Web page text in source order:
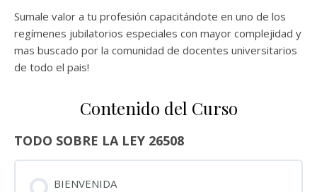
Sumale valor a tu profesión capacitándote en uno de los
regímenes jubilatorios especiales con mayor complejidad y
mas buscado por la comunidad de docentes universitarios
de todo el pais!
Contenido del Curso
TODO SOBRE LA LEY 26508
BIENVENIDA